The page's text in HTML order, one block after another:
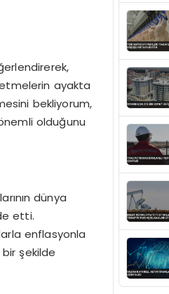
ayakta
bekliyorum,
olduğunu
dünya
etti.
enflasyonla
şekilde